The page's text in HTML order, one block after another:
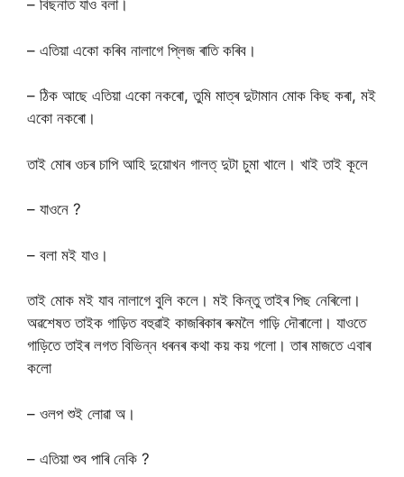
– বিছনাত যাও বলা।
– এতিয়া একো কৰিব নালাগে প্লিজ ৰাতি কৰিব।
– ঠিক আছে এতিয়া একো নকৰো, তুমি মাত্ৰ দুটামান মোক কিছ কৰা, মই
একো নকৰো।
তাই মোৰ ওচৰ চাপি আহি দুয়োখন গালত্ দুটা চুমা খালে। খাই তাই কূলে
– যাওনে ?
– বলা মই যাও।
তাই মোক মই যাব নালাগে বুলি কলে। মই কিন্তু তাইৰ পিছ নেৰিলো।
অৱশেষত তাইক গাড়িত বহুৱাই কাজৰিকাৰ ৰুমলৈ গাড়ি দৌৰালো। যাওতে
গাড়িতে তাইৰ লগত বিভিন্ন ধৰনৰ কথা কয় কয় গলো। তাৰ মাজতে এবাৰ
কলো
– ওলপ শুই লোৱা অ।
– এতিয়া শুব পাৰি নেকি ?